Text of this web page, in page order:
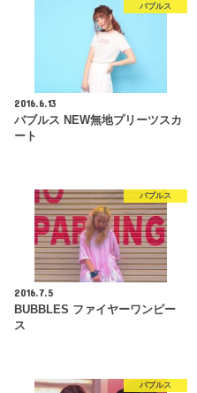
バブルス
2016.6.13
バブルス NEW無地プリーツスカ
ート
バブルス
2016.7.5
BUBBLES ファイヤーワンピー
ス
バブルス